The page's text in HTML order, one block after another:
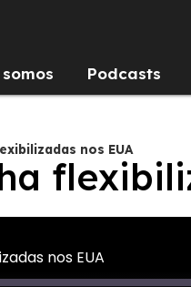
Podcasts
nos EUA
nos EUA